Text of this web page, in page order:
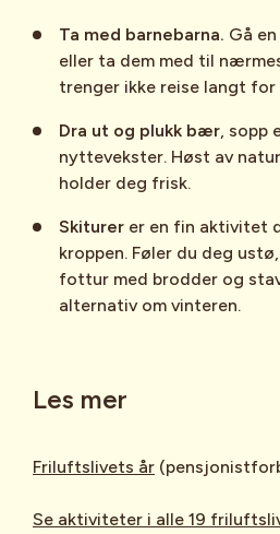
Ta med barnebarna. Gå
eller ta dem med til
trenger ikke reise langt for
Dra ut og plukk bær, sopp
nyttevekster. Høst av
holder deg frisk.
Skiturer er en fin aktivitet
kroppen. Føler du deg
fottur med brodder og
alternativ om vinteren.
Les mer
Friluftslivets år
Se aktiviteter i alle 19